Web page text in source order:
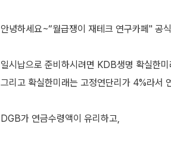
안녕하세요~“월급쟁이 재테크 연구카페" 공
일시납으로 준비하시려면 KDB생명 확실한
그리고 확실한미래는 고정연단리가 4%라서
DGB가 연금수령액이 유리하고,